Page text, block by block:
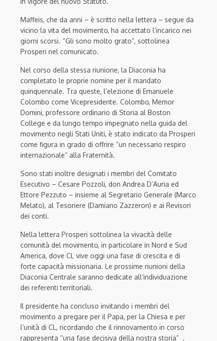
Maffeis, che da anni – è scritto nella lettera – segue da
vicino la vita del movimento, ha accettato l’incarico nei
giorni scorsi. “Gli sono molto grato”, sottolinea
Prosperi nel comunicato.
Nel corso della stessa riunione, la Diaconia ha
completato le proprie nomine per il mandato
quinquennale. Tra queste, l’elezione di Emanuele
Colombo come Vicepresidente. Colombo, Memor
Domini, professore ordinario di Storia al Boston
College e da lungo tempo impegnato nella guida del
movimento negli Stati Uniti, è stato indicato da Prosperi
come figura in grado di offrire “un necessario respiro
internazionale” alla Fraternità.
Sono stati inoltre designati i membri del Comitato
Esecutivo – Cesare Pozzoli, don Andrea D’Auria ed
Ettore Pezzuto – insieme al Segretario Generale (Marco
Melato), al Tesoriere (Damiano Zazzeron) e ai Revisori
dei conti.
Nella lettera Prosperi sottolinea la vivacità delle
comunità del movimento, in particolare in Nord e Sud
America, dove CL vive oggi una fase di crescita e di
forte capacità missionaria. Le prossime riunioni della
Diaconia Centrale saranno dedicate all’individuazione
dei referenti territoriali.
Il presidente ha concluso invitando i membri del
movimento a pregare per il Papa, per la Chiesa e per
l’unità di CL, ricordando che il rinnovamento in corso
rappresenta “una fase decisiva della nostra storia” .